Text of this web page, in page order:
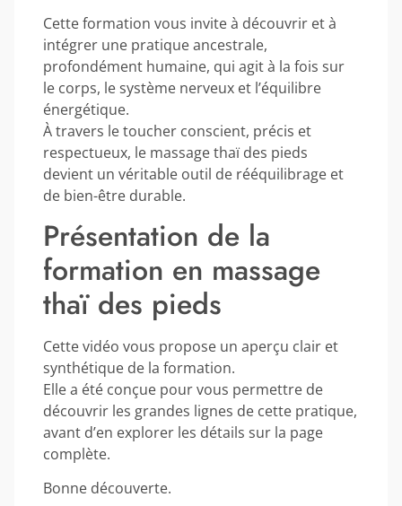
Cette formation vous invite à découvrir et à
intégrer une pratique ancestrale,
profondément humaine, qui agit à la fois sur
le corps, le système nerveux et l’équilibre
énergétique.
À travers le toucher conscient, précis et
respectueux, le massage thaï des pieds
devient un véritable outil de rééquilibrage et
de bien-être durable.
Présentation de la
formation en massage
thaï des pieds
Cette vidéo vous propose un aperçu clair et
synthétique de la formation.
Elle a été conçue pour vous permettre de
découvrir les grandes lignes de cette pratique,
avant d’en explorer les détails sur la page
complète.
Bonne découverte.